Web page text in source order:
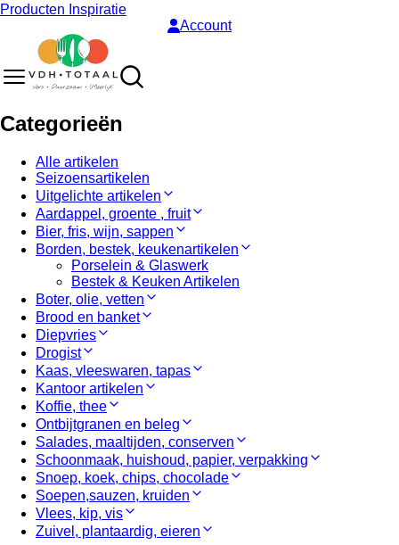
Producten Inspiratie
Account
Categorieën
Alle artikelen
Seizoensartikelen
Uitgelichte artikelen
Aardappel, groente , fruit
Bier, fris, wijn, sappen
Borden, bestek, keukenartikelen
Porselein & Glaswerk
Bestek & Keuken Artikelen
Boter, olie, vetten
Brood en banket
Diepvries
Drogist
Kaas, vleeswaren, tapas
Kantoor artikelen
Koffie, thee
Ontbijtgranen en beleg
Salades, maaltijden, conserven
Schoonmaak, huishoud, papier, verpakking
Snoep, koek, chips, chocolade
Soepen,sauzen, kruiden
Vlees, kip, vis
Zuivel, plantaardig, eieren